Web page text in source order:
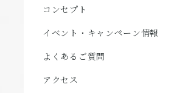
コンセプト
イベント・キャンペーン情報
よくあるご質問
アクセス